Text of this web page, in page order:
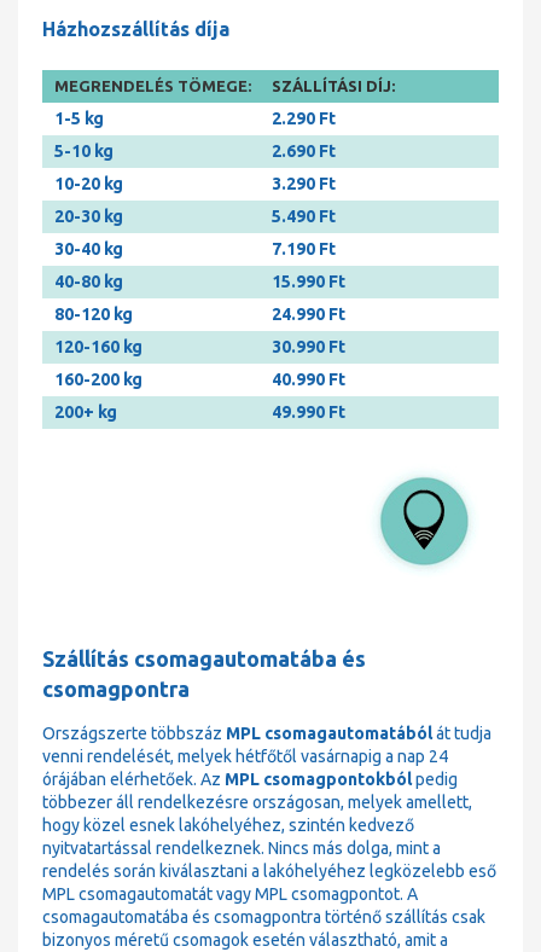
Házhozszállítás díja
MEGRENDELÉS TÖMEGE: SZÁLLÍTÁSI DÍJ:
1-5 kg
2.290 Ft
5-10 kg
2.690 Ft
10-20 kg
3.290 Ft
20-30 kg
5.490 Ft
30-40 kg
7.190 Ft
40-80 kg
15.990 Ft
80-120 kg
24.990 Ft
120-160 kg
30.990 Ft
160-200 kg
40.990 Ft
200+ kg
49.990 Ft
Szállítás csomagautomatába és
csomagpontra
Országszerte többszáz MPL csomagautomatábólát tudja
venni rendelését, melyek hétfőtől vasárnapig a nap 24
órájában elérhetőek. Az MPL csomagpontokbólpedig
többezer áll rendelkezésre országosan, melyek amellett,
hogy közel esnek lakóhelyéhez, szintén kedvező
nyitvatartással rendelkeznek. Nincs más dolga, mint a
rendelés során kiválasztani a lakóhelyéhez legközelebb eső
MPL csomagautomatát vagy MPL csomagpontot. A
csomagautomatába és csomagpontra történő szállítás csak
bizonyos méretű csomagok esetén választható, amit a